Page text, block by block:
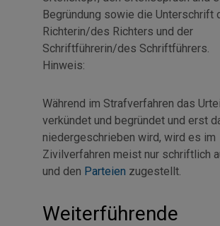
Begründung sowie die Unterschrift
Richterin/des Richters und der
Schriftführerin/des Schriftführers.
Hinweis:
Während im Strafverfahren das
verkündet und begründet und erst
niedergeschrieben wird, wird es im
Zivilverfahren meist nur schriftlich
und den Parteien zugestellt.
Weiterführende